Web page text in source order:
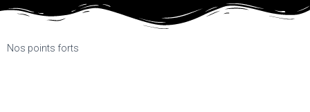
Nos points forts